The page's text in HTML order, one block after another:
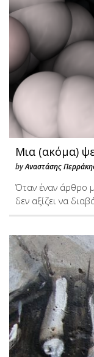
Μια (ακόμα)
byΑναστάσης
Όταν έναν άρθρο
δεν αξίζει να